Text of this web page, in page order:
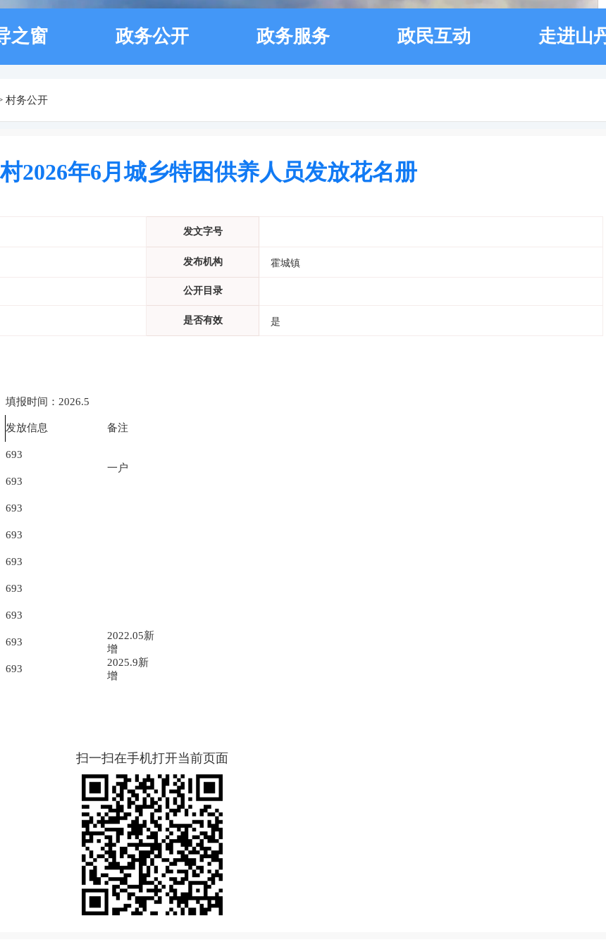
之窗 政务公开 政务服务 政民互动 走进山
村务公开
2026年6月城乡特困供养人员发放花名册
发文字号
发布机构 霍城镇
公开目录
是否有效 是
填报时间：2026.5
发放信息 备注
693
一户
693
693
693
693
693
693
693
2022.05新
增
693
2025.9新
增
扫一扫在手机打开当前页面